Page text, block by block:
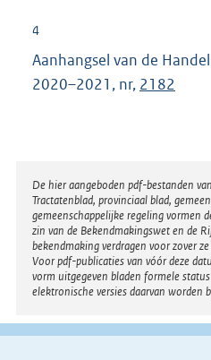
k
:
4
Aanhangsel van de
2020–2021, nr, 2182
Disclaimer
De hier aangeboden pdf-bestanden
Tractatenblad, provinciaal blad,
gemeenschappelijke regeling vormen
zin van de Bekendmakingswet en de
bekendmaking verdragen voor zover
Voor pdf-publicaties van vóór deze
vorm uitgegeven bladen formele
elektronische versies daarvan worden